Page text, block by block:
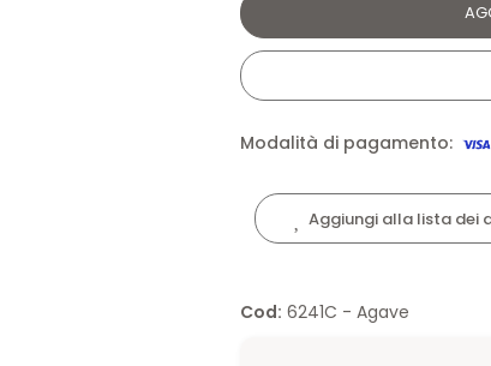
Modalità di pagamento:
Aggiungi alla lista dei
Cod: 6241C - Agave